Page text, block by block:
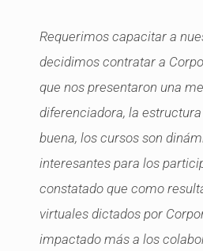
Requerimos capacitar a
decidimos contratar a
que nos presentaron una
diferenciadora, la
buena, los cursos son
interesantes para los
constatado que como
virtuales dictados por
impactado más a los